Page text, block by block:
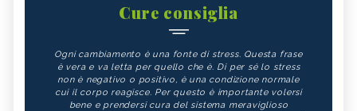
Cure consiglia
Ogni cambiamento è una fonte di stress. Questa frase
è vera e va letta per quello che è. Di per sé lo stress
non è negativo o positivo, è una condizione normale
cui il corpo reagisce. Per questo è importante volersi
bene e prendersi cura del sistema meraviglioso